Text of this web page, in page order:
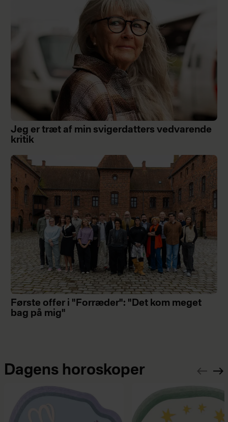
Jeg er træt af min svigerdatters vedvarende
kritik
Første offer i "Forræder": "Det kom meget
bag på mig"
Dagens horoskoper